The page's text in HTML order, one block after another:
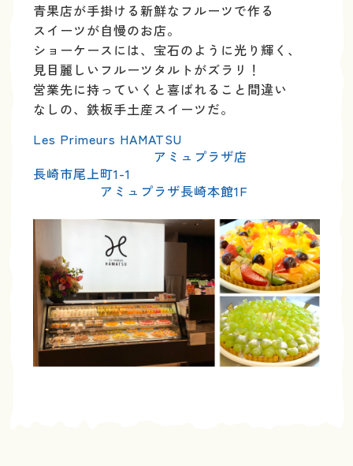
青果店が手掛ける新鮮なフルーツで作る
スイーツが自慢のお店。
ショーケースには、宝石のように光り輝く、
見目麗しいフルーツタルトがズラリ！
営業先に持っていくと喜ばれること間違い
なしの、 鉄板手土産スイーツだ。
Les Primeurs HAMATSU
アミュプラザ店
長崎市尾上町1-1
アミュプラザ長崎本館1F